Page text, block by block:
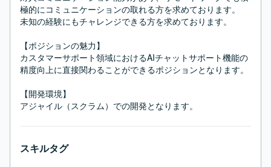
極的にコミュニケーションの取れる方を求めております。
未知の経験にもチャレンジできる方を求めております。
【ポジションの魅力】
カスタマーサポート領域におけるAIチャットサポート機能の
精度向上に直接関わることができるポジションとなります。
【開発環境】
アジャイル（スクラム）での開発となります。
スキルタグ